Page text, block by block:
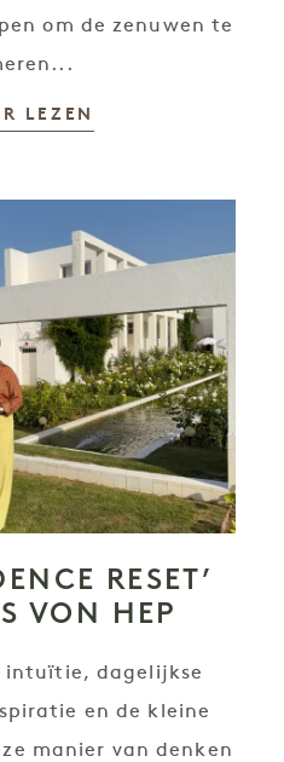
om de zenuwen te
LEZEN
RESET’
VON HEP
intuïtie, dagelijkse
en de kleine
manier van denken